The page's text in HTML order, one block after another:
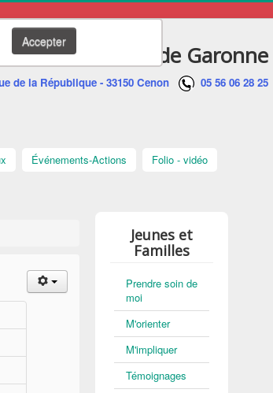
Accepter
Jeunesse Hauts de Garonne
de la République - 33150 Cenon 05 56 06 28 25
Événements-Actions
Folio - vidéo
Jeunes et
Familles
Prendre soin de
moi
M'orienter
M'impliquer
Témoignages